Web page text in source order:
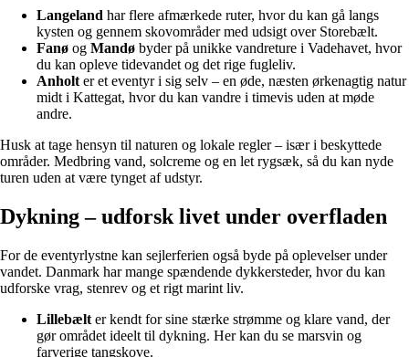
Langeland har flere afmærkede ruter, hvor du kan gå langs
kysten og gennem skovområder med udsigt over Storebælt.
Fanø og Mandø byder på unikke vandreture i Vadehavet, hvor
du kan opleve tidevandet og det rige fugleliv.
Anholt er et eventyr i sig selv – en øde, næsten ørkenagtig natur
midt i Kattegat, hvor du kan vandre i timevis uden at møde
andre.
Husk at tage hensyn til naturen og lokale regler – især i beskyttede
områder. Medbring vand, solcreme og en let rygsæk, så du kan nyde
turen uden at være tynget af udstyr.
Dykning – udforsk livet under overfladen
For de eventyrlystne kan sejlerferien også byde på oplevelser under
vandet. Danmark har mange spændende dykkersteder, hvor du kan
udforske vrag, stenrev og et rigt marint liv.
Lillebælt er kendt for sine stærke strømme og klare vand, der
gør området ideelt til dykning. Her kan du se marsvin og
farverige tangskove.